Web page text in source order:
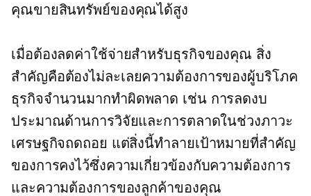
คุณขายสินทรัพย์ของคุณได้สูง
เมื่อต้องลดค่าใช้จ่ายสำหรับธุรกิจของคุณ สิ่ง
สำคัญคือต้องไม่ละเลยความต้องการของผู้บริโภค
ธุรกิจจำนวนมากทำผิดพลาด เช่น การลดงบ
ประมาณด้านการวิจัยและการตลาดในช่วงภาวะ
เศรษฐกิจถดถอย แต่สิ่งนี้ทำลายเป้าหมายที่สำคัญ
ของการคงไว้ซึ่งความเกี่ยวข้องกับความต้องการ
และความต้องการของลูกค้าของคุณ